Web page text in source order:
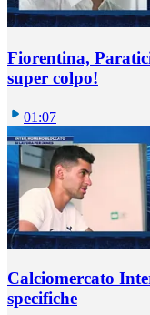
Fiorentina,
super colpo!
01:07
Calciomercato
specifiche